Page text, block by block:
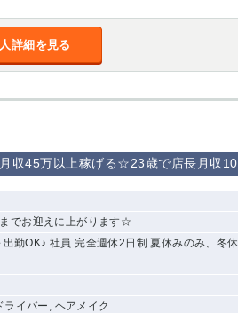
詳細を見る
収45万以上稼げる☆23歳で店長月収
でお迎えに上がります☆
勤OK♪ 社員 完全週休2日制 夏休みのみ、冬
イバー, ヘアメイク